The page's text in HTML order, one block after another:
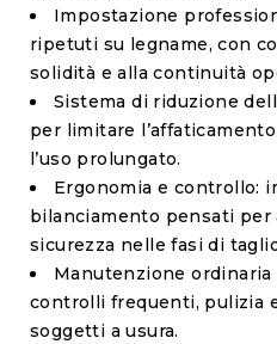
Impostazione
ripetuti su legname, con
solidità e alla continuità
Sistema di riduzione
per limitare
l’uso prolungato.
Ergonomia e controllo:
bilanciamento pensati
sicurezza nelle fasi di
Manutenzione ordinaria
controlli frequenti, pulizia
soggetti a usura.